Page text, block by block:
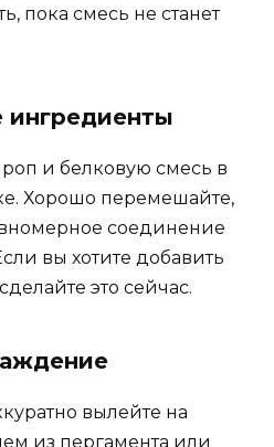
пока смесь не станет
ингредиенты
и белковую смесь в
Хорошо перемешайте,
соединение
вы хотите добавить
это сейчас.
вылейте на
из пергамента или